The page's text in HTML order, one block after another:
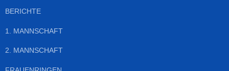
BERICHTE
1. MANNSCHAFT
2. MANNSCHAFT